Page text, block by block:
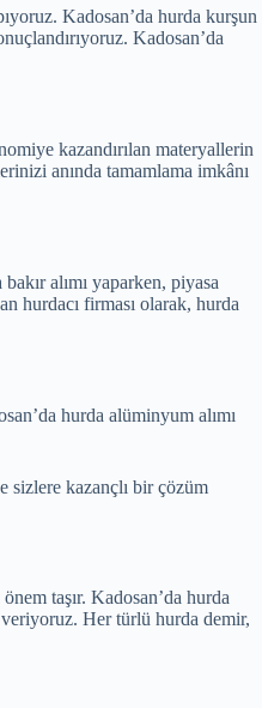
Kadosan’da hurda kurşun
Kadosan’da
kazandırılan materyallerin
anında tamamlama imkânı
alımı yaparken, piyasa
hurdacı firması olarak, hurda
hurda alüminyum alımı
sizlere kazançlı bir çözüm
taşır. Kadosan’da hurda
veriyoruz. Her türlü hurda demir,